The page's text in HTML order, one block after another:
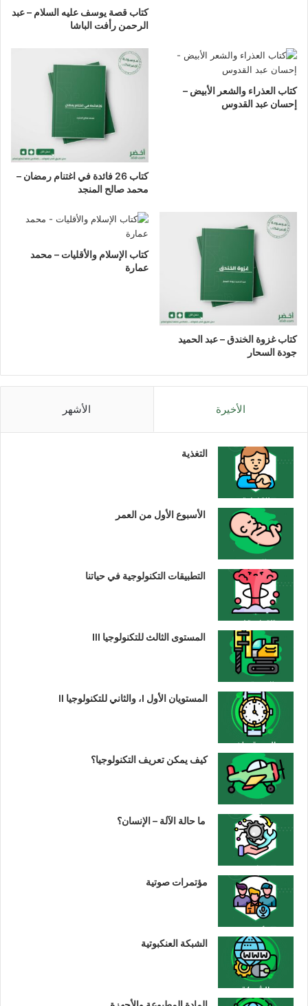
كتاب قصة يوسف عليه السلام – عبد
الرحمن رأفت الباشا
كتاب العذراء والشعر الأبيض –
إحسان عبد القدوس
كتاب 26 فائدة في اغتنام رمضان –
محمد صالح المنجد
كتاب غزوة الخندق – عبد الحميد
جودة السحار
كتاب الإسلام والأقليات – محمد
عمارة
الأخيرة الأشهر
التغذية
الأسبوع الأول من العمر
التطبيقات التكنولوجية في حياتنا
المستوى الثالث للتكنولوجيا III
المستويان الأول I، والثاني للتكنولوجيا II
كيف يمكن تعريف التكنولوجيا؟
ما حالة الآلة – الإنسان؟
مؤتمرات صوتية
الشبكة العنكبوتية